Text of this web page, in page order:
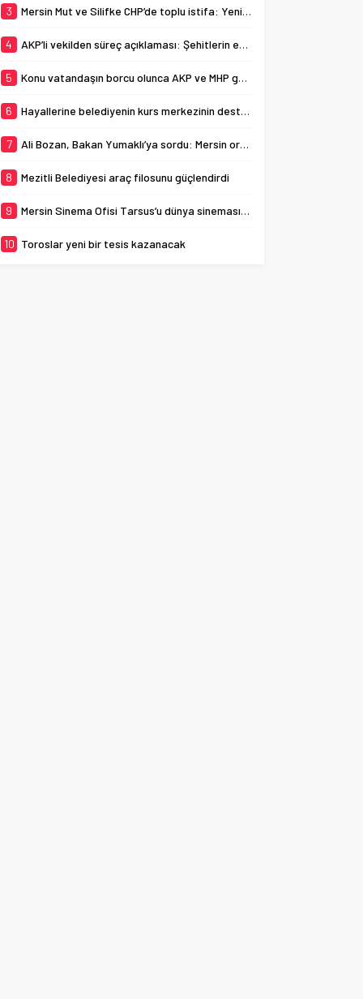
3 Mersin Mut ve Silifke CHP’de toplu istifa: Yeni Parti’ye katıldılar
4 AKP’li vekilden süreç açıklaması: Şehitlerin emanetine sahip çıkıyoruz
5 Konu vatandaşın borcu olunca AKP ve MHP görmezden geldi!
6 Hayallerine belediyenin kurs merkezinin desteğiyle ulaştılar
7 Ali Bozan, Bakan Yumaklı’ya sordu: Mersin orman yangınlarına karşı hazır mı?
8 Mezitli Belediyesi araç filosunu güçlendirdi
9 Mersin Sinema Ofisi Tarsus’u dünya sinemasına açıyor
10 Toroslar yeni bir tesis kazanacak